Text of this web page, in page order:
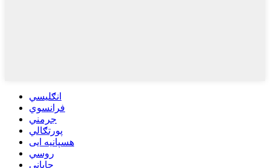
انګلیسي
فرانسوي
جرمني
پورتګالي
هسپانیه ایی
روسي
جاپاني